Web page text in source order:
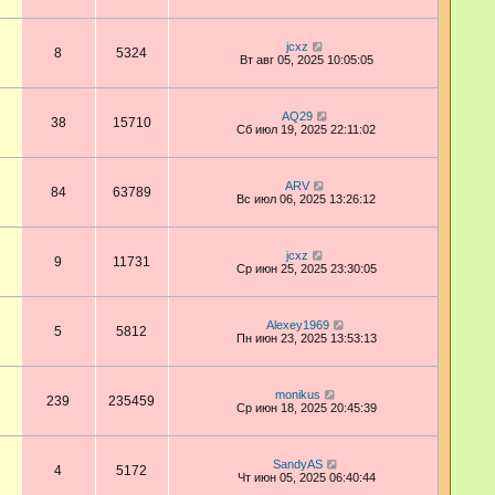
8 5324
jcxz
Вт авг 05, 2025 10:05:05
38 15710
AQ29
Сб июл 19, 2025 22:11:02
84 63789
ARV
Вс июл 06, 2025 13:26:12
9 11731
jcxz
Ср июн 25, 2025 23:30:05
5 5812
Alexey1969
Пн июн 23, 2025 13:53:13
239 235459
monikus
Ср июн 18, 2025 20:45:39
4 5172
SandyAS
Чт июн 05, 2025 06:40:44